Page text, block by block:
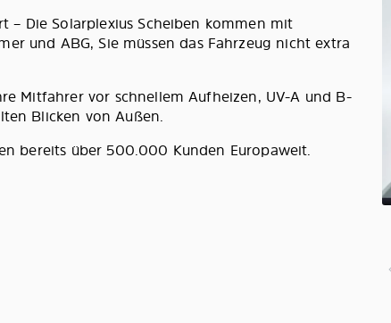
– Die Solarplexius Scheiben kommen mit
und ABG, Sie müssen das Fahrzeug nicht extra
Mitfahrer vor schnellem Aufheizen, UV-A und B-
Blicken von Außen.
bereits über 500.000 Kunden Europaweit.